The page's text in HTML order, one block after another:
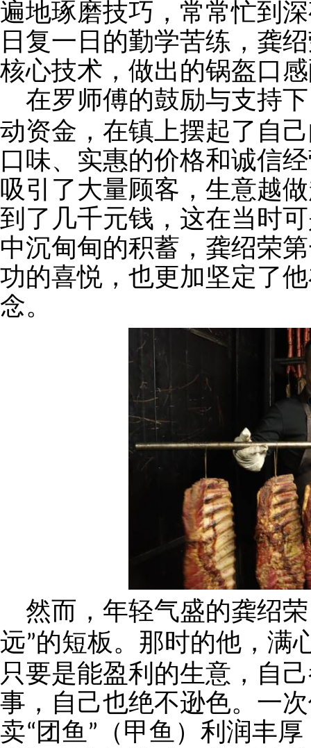
遍地琢磨技巧，常常忙到
日复一日的勤学苦练，龚
核心技术，做出的锅盔口
在罗师傅的鼓励与支持
动资金，在镇上摆起了自
口味、实惠的价格和诚信
吸引了大量顾客，生意越
到了几千元钱，这在当时
中沉甸甸的积蓄，龚绍荣
功的喜悦，也更加坚定了
念。
然而，年轻气盛的龚绍
远”的短板。那时的他，满
只要是能盈利的生意，自
事，自己也绝不逊色。一
卖“ 团鱼 ”
（甲鱼）利润丰